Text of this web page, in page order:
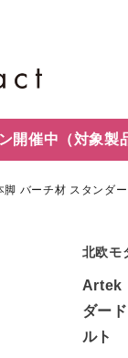
開催中 （対象製
バーチ材 スタンダ
北欧モ
Artek
ダー
ルト